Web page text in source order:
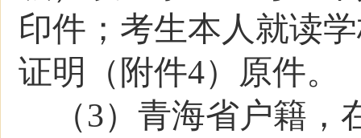
印件；考生本人就读
证明（附件4）原件。
（3）青海省户籍，